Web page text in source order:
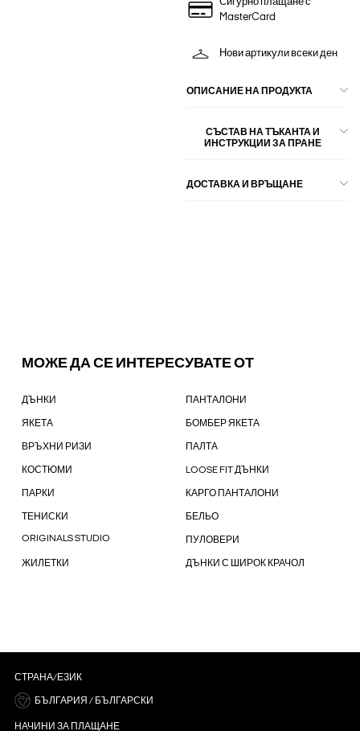
Сигурно плащане с
MasterCard
Нови артикули всеки ден
ОПИСАНИЕ НА ПРОДУКТА
СЪСТАВ НА ТЪКАНТА И
ИНСТРУКЦИИ ЗА ПРАНЕ
ДОСТАВКА И ВРЪЩАНЕ
МОЖЕ ДА СЕ ИНТЕРЕСУВАТЕ ОТ
ДЪНКИ ПАНТАЛОНИ
ЯКЕТА БОМБЕР ЯКЕТА
ВРЪХНИ РИЗИ ПАЛТА
КОСТЮМИ LOOSE FIT ДЪНКИ
ПАРКИ КАРГО ПАНТАЛОНИ
ТЕНИСКИ БЕЛЬО
ORIGINALS STUDIO ПУЛОВЕРИ
ЖИЛЕТКИ ДЪНКИ С ШИРОК КРАЧОЛ
СТРАНА/ЕЗИК
БЪЛГАРИЯ / БЪЛГАРСКИ
НАЧИНИ ЗА ПЛАЩАНЕ